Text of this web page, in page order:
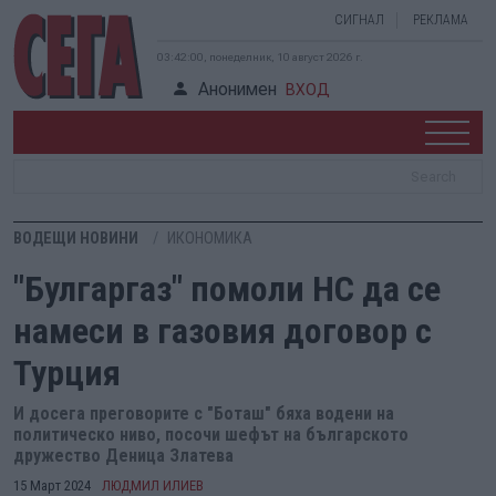
СИГНАЛ РЕКЛАМА
03:42:00, понеделник, 10 август 2026 г.
Анонимен ВХОД
ВОДЕЩИ НОВИНИ ИКОНОМИКА
"Булгаргаз" помоли НС да се
намеси в газовия договор с
Турция
И досега преговорите с "Боташ" бяха водени на
политическо ниво, посочи шефът на българското
дружество Деница Златева
15 Март 2024 ЛЮДМИЛ ИЛИЕВ